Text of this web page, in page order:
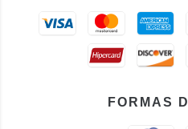
FORMAS